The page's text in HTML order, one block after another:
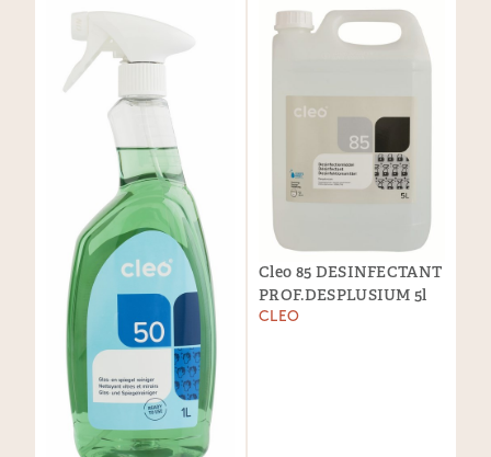
Cleo 85 DESINFECTANT
PROF.DESPLUSIUM 5l
CLEO